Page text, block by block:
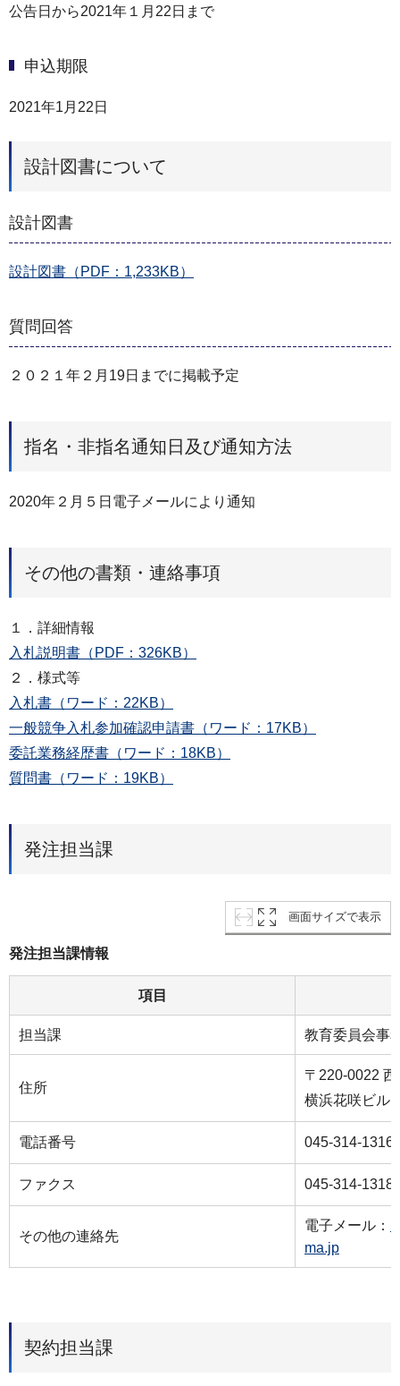
公告日から2021年１月22日まで
申込期限
2021年1月22日
設計図書について
設計図書
設計図書（PDF：1,233KB）
質問回答
２０２１年２月19日までに掲載予定
指名・非指名通知日及び通知方法
2020年２月５日電子メールにより通知
その他の書類・連絡事項
１．詳細情報
入札説明書（PDF：326KB）
２．様式等
入札書（ワード：22KB）
一般競争入札参加確認申請書（ワード：17KB）
委託業務経歴書（ワード：18KB）
質問書（ワード：19KB）
発注担当課
画面サイズで表示
発注担当課情報
項目
担当課 教育委員会事
住所
〒220-0022
横浜花咲ビル
電話番号 045-314-1316
ファクス 045-314-1318
その他の連絡先
電子メール：
ma.jp
契約担当課